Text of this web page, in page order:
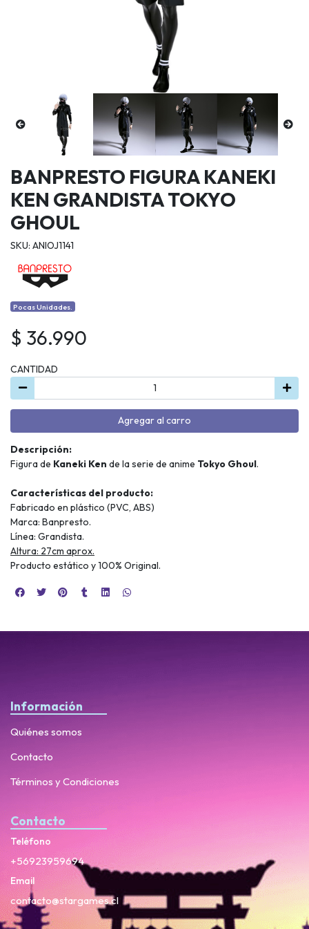
BANPRESTO FIGURA KANEKI
KEN GRANDISTA TOKYO
GHOUL
SKU: ANIOJ1141
Pocas Unidades.
$ 36.990
CANTIDAD
Agregar al carro
Descripción:
Figura de Kaneki Ken de la serie de anime Tokyo Ghoul.
Características del producto:
Fabricado en plástico (PVC, ABS)
Marca: Banpresto.
Línea: Grandista.
Altura: 27cm aprox.
Producto estático y 100% Original.
Información
Quiénes somos
Contacto
Términos y Condiciones
Contacto
Teléfono
+56923959694
Email
contacto@stargames.cl